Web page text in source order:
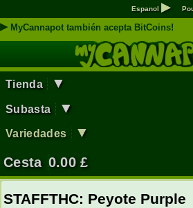
Espanol ▶
▶ MyCannapot también acepta BitCoins!
Tienda ▼
Subasta ▼
Variedades ▼
Cesta 0.00£
STAFFTHC: Peyote Purple